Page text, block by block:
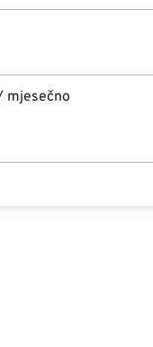
mjesečno